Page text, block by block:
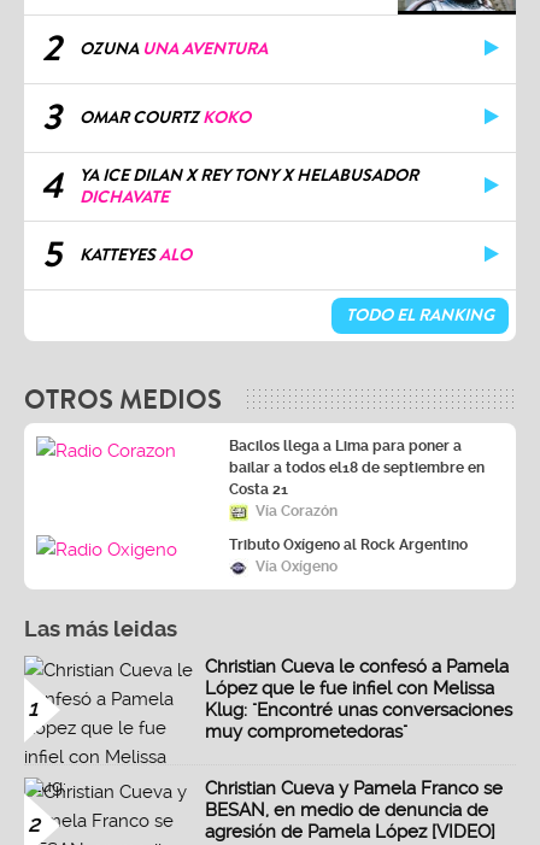
2 OZUNA UNA AVENTURA
3 OMAR COURTZKOKO
4
YA ICE DILAN X REY TONY X HELABUSADOR
DICHAVATE
5 KATTEYESALO
TODO EL RANKING
OTROS MEDIOS
Bacilos llega a Lima para poner a
bailar a todos el18 de septiembre en
Costa 21
Vía Corazón
Tributo Oxígeno al Rock Argentino
Vía Oxígeno
Las más leidas
1
Christian Cueva le confesó a Pamela
López que le fue infiel con Melissa
Klug: "Encontré unas conversaciones
muy comprometedoras"
2
Christian Cueva y Pamela Franco se
BESAN, en medio de denuncia de
agresión de Pamela López [VIDEO]